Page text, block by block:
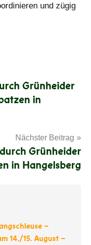
und zügig
Grünheider
in
Nächster Beitrag
Grünheider
in Hangelsberg
–
14./15. August –